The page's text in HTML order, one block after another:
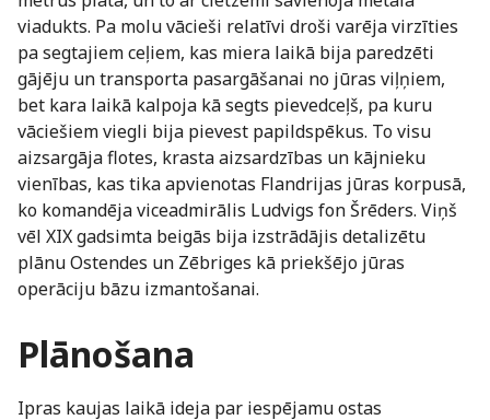
viadukts. Pa molu vācieši relatīvi droši varēja virzīties
pa segtajiem ceļiem, kas miera laikā bija paredzēti
gājēju un transporta pasargāšanai no jūras viļņiem,
bet kara laikā kalpoja kā segts pievedceļš, pa kuru
vāciešiem viegli bija pievest papildspēkus. To visu
aizsargāja flotes, krasta aizsardzības un kājnieku
vienības, kas tika apvienotas Flandrijas jūras korpusā,
ko komandēja viceadmirālis Ludvigs fon Šrēders. Viņš
vēl XIX gadsimta beigās bija izstrādājis detalizētu
plānu Ostendes un Zēbriges kā priekšējo jūras
operāciju bāzu izmantošanai.
Plānošana
Ipras kaujas laikā ideja par iespējamu ostas